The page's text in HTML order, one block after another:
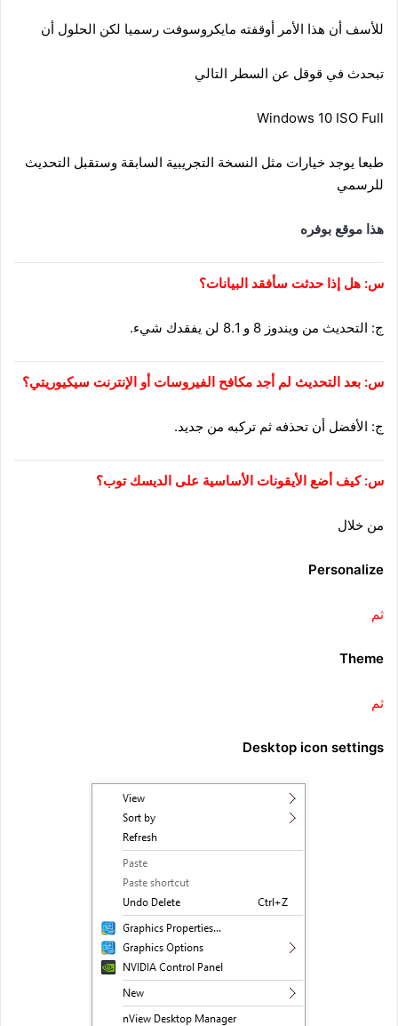
للأسف أن هذا الأمر أوقفته مايكروسوفت رسميا لكن الحلول أن
تبحدث في قوقل عن السطر التالي
Windows 10 ISO Full
طبعا يوجد خيارات مثل النسخة التجريبية السابقة وستقبل التحديث
للرسمي
هذا موقع بوفره
س: هل إذا حدثت سأفقد البيانات؟
ج: التحديث من ويندوز 8 و 8.1 لن يفقدك شيء.
س: بعد التحديث لم أجد مكافح الفيروسات أو الإنترنت سيكيوريتي؟
ج: الأفضل أن تحذفه ثم تركبه من جديد.
س: كيف أضع الأيقونات الأساسية على الديسك توب؟
من خلال
Personalize
ثم
Theme
ثم
Desktop icon settings